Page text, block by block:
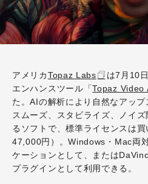
アメリカTopaz Labs
は7月10
エンハンスツール「Topaz Video
た。AIの解析により自然なアップ
スムーズ、スタビライズ、ノイ
るソフトで、標準ライセンスは
47,000円）。Windows・Mac両
ケーションとして、または
プラグインとして利用できる。